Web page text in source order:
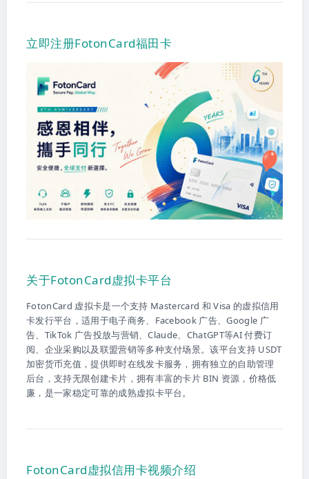
立即注册FotonCard福田卡
关于FotonCard虚拟卡平台
FotonCard 虚拟卡是一个支持 Mastercard 和 Visa 的虚拟信用
卡发行平台，适用于电子商务、Facebook 广告、Google 广
告、TikTok 广告投放与营销、Claude、ChatGPT等AI 付费订
阅、企业采购以及联盟营销等多种支付场景。该平台支持 USDT
加密货币充值，提供即时在线发卡服务，拥有独立的自助管理
后台，支持无限创建卡片，拥有丰富的卡片 BIN 资源，价格低
廉，是一家稳定可靠的成熟虚拟卡平台。
FotonCard虚拟信用卡视频介绍